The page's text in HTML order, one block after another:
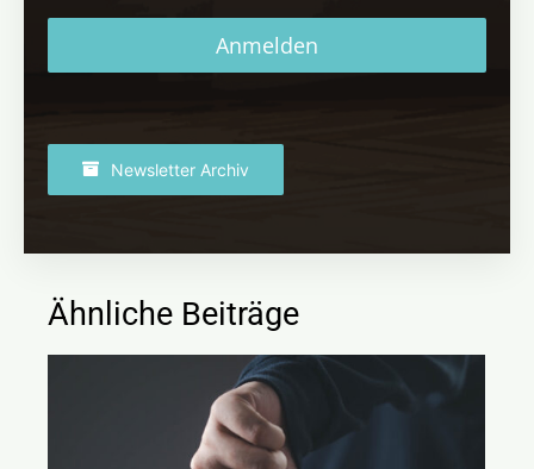
Anmelden
Newsletter Archiv
Ähnliche Beiträge